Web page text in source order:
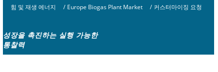
힘 및 재생 에너지 / Europe Biogas Plant Market / 커스터마이징 요청
성장을 촉진하는 실행 가능한
통찰력